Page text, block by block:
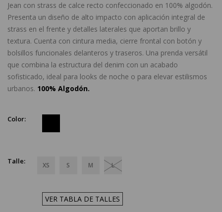
Jean con strass de calce recto confeccionado en 100% algodón.
Presenta un diseño de alto impacto con aplicación integral de
strass en el frente y detalles laterales que aportan brillo y
textura. Cuenta con cintura media, cierre frontal con botón y
bolsillos funcionales delanteros y traseros. Una prenda versátil
que combina la estructura del denim con un acabado
sofisticado, ideal para looks de noche o para elevar estilismos
urbanos. 100% Algodón.
Color:
Talle: XS S M L
VER TABLA DE TALLES